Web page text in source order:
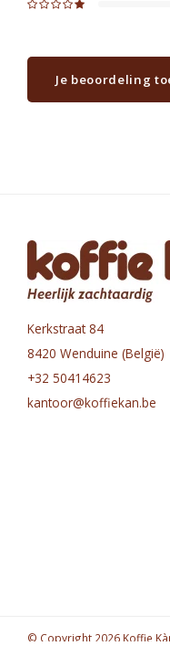
Je beoordeling
Kerkstraat 84
8420 Wenduine (België)
+32 50414623
kantoor@koffiekan.be
© Copyright 2026 Koffie